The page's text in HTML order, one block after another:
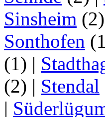
Sinsheim (2)
Sonthofen
(1) |
(2) | Stendal
|